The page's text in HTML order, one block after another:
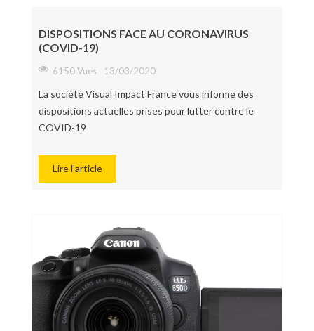
DISPOSITIONS FACE AU CORONAVIRUS
(COVID-19)
6150 Vues 13/03/2020
La société Visual Impact France vous informe des
dispositions actuelles prises pour lutter contre le
COVID-19
Lire l'article